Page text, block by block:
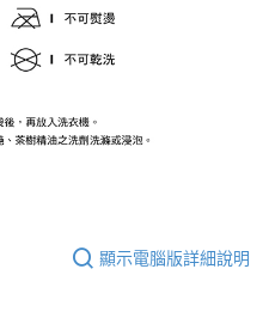
顯示電腦版詳細說明